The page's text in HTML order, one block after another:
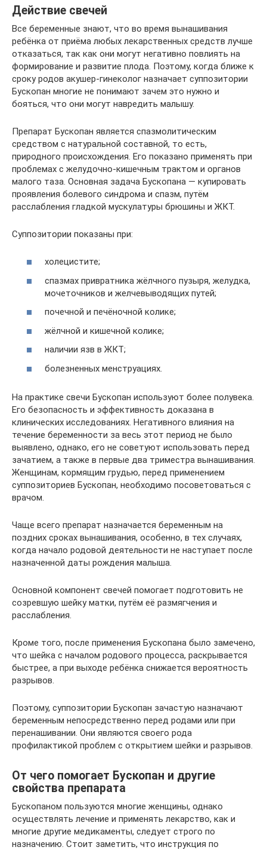
Действие свечей
Все беременные знают, что во время вынашивания
ребёнка от приёма любых лекарственных средств лучше
отказаться, так как они могут негативно повлиять на
формирование и развитие плода. Поэтому, когда ближе к
сроку родов акушер-гинеколог назначает суппозитории
Бускопан многие не понимают зачем это нужно и
бояться, что они могут навредить малышу.
Препарат Бускопан является спазмолитическим
средством с натуральной составной, то есть,
природного происхождения. Его показано применять при
проблемах с желудочно-кишечным трактом и органов
малого таза. Основная задача Бускопана — купировать
проявления болевого синдрома и спазм, путём
расслабления гладкой мускулатуры брюшины и ЖКТ.
Суппозитории показаны при:
холецистите;
спазмах привратника жёлчного пузыря, желудка,
мочеточников и желчевыводящих путей;
почечной и печёночной колике;
жёлчной и кишечной колике;
наличии язв в ЖКТ;
болезненных менструациях.
На практике свечи Бускопан используют более полувека.
Его безопасность и эффективность доказана в
клинических исследованиях. Негативного влияния на
течение беременности за весь этот период не было
выявлено, однако, его не советуют использовать перед
зачатием, а также в первые два триместра вынашивания.
Женщинам, кормящим грудью, перед применением
суппозиториев Бускопан, необходимо посоветоваться с
врачом.
Чаще всего препарат назначается беременным на
поздних сроках вынашивания, особенно, в тех случаях,
когда начало родовой деятельности не наступает после
назначенной даты рождения малыша.
Основной компонент свечей помогает подготовить не
созревшую шейку матки, путём её размягчения и
расслабления.
Кроме того, после применения Бускопана было замечено,
что шейка с началом родового процесса, раскрывается
быстрее, а при выходе ребёнка снижается вероятность
разрывов.
Поэтому, суппозитории Бускопан зачастую назначают
беременным непосредственно перед родами или при
перенашивании. Они являются своего рода
профилактикой проблем с открытием шейки и разрывов.
От чего помогает Бускопан и другие
свойства препарата
Бускопаном пользуются многие женщины, однако
осуществлять лечение и применять лекарство, как и
многие другие медикаменты, следует строго по
назначению. Стоит заметить, что инструкция по